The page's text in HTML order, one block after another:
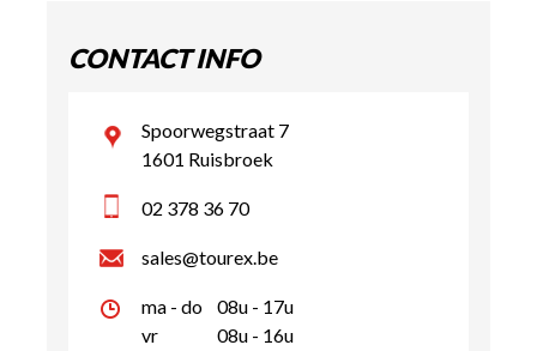
CONTACT INFO
Spoorwegstraat 7
1601 Ruisbroek
02 378 36 70
sales@tourex.be
ma - do
08u - 17u
vr
08u - 16u